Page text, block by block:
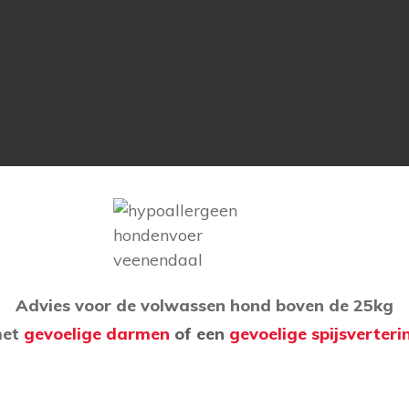
Advies voor de volwassen hond boven de 25kg
gevoelige darmen of een gevoelige